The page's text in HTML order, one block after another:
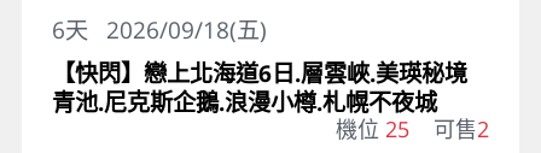
2026/09/18(五)
6天
【快閃】戀上北海道6日.層雲峽.美瑛秘境
青池.尼克斯企鵝.浪漫小樽.札幌不夜城
機位 25 可售2